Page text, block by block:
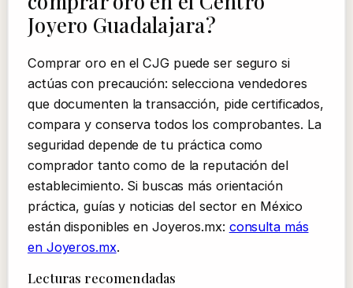
Joyero Guadalajara?
Comprar oro en el CJG puede ser seguro si
actúas con precaución: selecciona vendedores
que documenten la transacción, pide certificados,
compara y conserva todos los comprobantes. La
seguridad depende de tu práctica como
comprador tanto como de la reputación del
establecimiento. Si buscas más orientación
práctica, guías y noticias del sector en México
están disponibles en Joyeros.mx: consulta más
en Joyeros.mx.
Lecturas recomendadas